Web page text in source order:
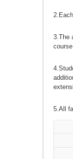
3.The
5.All